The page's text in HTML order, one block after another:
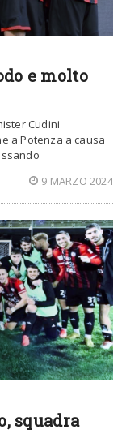
e molto
Cudini
a Potenza a causa
9 MARZO 2024
squadra